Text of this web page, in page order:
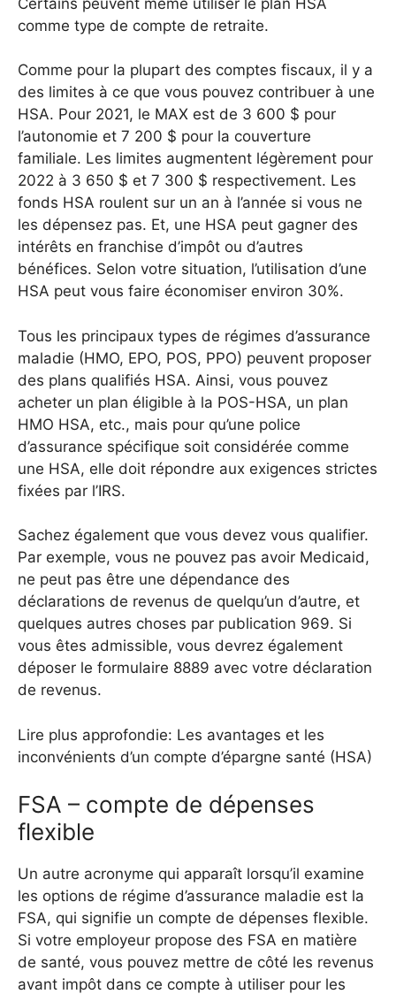
comme type de compte de retraite.
Comme pour la plupart des comptes fiscaux, il y a
des limites à ce que vous pouvez contribuer à une
HSA. Pour 2021, le MAX est de 3 600 $ pour
l’autonomie et 7 200 $ pour la couverture
familiale. Les limites augmentent légèrement pour
2022 à 3 650 $ et 7 300 $ respectivement. Les
fonds HSA roulent sur un an à l’année si vous ne
les dépensez pas. Et, une HSA peut gagner des
intérêts en franchise d’impôt ou d’autres
bénéfices. Selon votre situation, l’utilisation d’une
HSA peut vous faire économiser environ 30%.
Tous les principaux types de régimes d’assurance
maladie (HMO, EPO, POS, PPO) peuvent proposer
des plans qualifiés HSA. Ainsi, vous pouvez
acheter un plan éligible à la POS-HSA, un plan
HMO HSA, etc., mais pour qu’une police
d’assurance spécifique soit considérée comme
une HSA, elle doit répondre aux exigences strictes
fixées par l’IRS.
Sachez également que vous devez vous qualifier.
Par exemple, vous ne pouvez pas avoir Medicaid,
ne peut pas être une dépendance des
déclarations de revenus de quelqu’un d’autre, et
quelques autres choses par publication 969. Si
vous êtes admissible, vous devrez également
déposer le formulaire 8889 avec votre déclaration
de revenus.
Lire plus approfondie: Les avantages et les
inconvénients d’un compte d’épargne santé (HSA)
FSA – compte de dépenses
flexible
Un autre acronyme qui apparaît lorsqu’il examine
les options de régime d’assurance maladie est la
FSA, qui signifie un compte de dépenses flexible.
Si votre employeur propose des FSA en matière
de santé, vous pouvez mettre de côté les revenus
avant impôt dans ce compte à utiliser pour les